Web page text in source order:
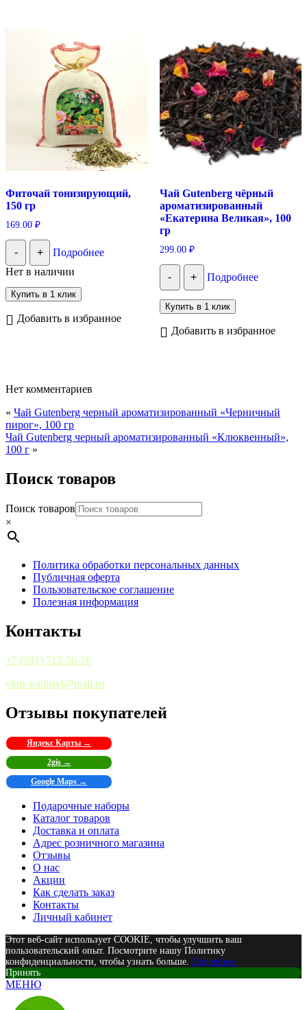
Фиточай тонизирующий,
150 гр
169.00 ₽
- +
Подробнее
Нет в наличии
Купить в 1 клик
Добавить в избранное
Чай Gutenberg чёрный
ароматизированный
«Екатерина Великая», 100
гр
299.00 ₽
- + Подробнее
Купить в 1 клик
Добавить в избранное
Нет комментариев
« Чай Gutenberg черный ароматизированный «Черничный
пирог», 100 гр
Чай Gutenberg черный ароматизированный «Клюквенный»,
100 г »
Поиск товаров
Поиск товаров
×
Политика обработки персональных данных
Публичная оферта
Пользовательское соглашение
Полезная информация
Контакты
+7 (981) 712-56-26
vkus-traditsyi@mail.ru
Отзывы покупателей
Яндекс Карты →
2gis →
Google Maps →
Подарочные наборы
Каталог товаров
Доставка и оплата
Адрес розничного магазина
Отзывы
О нас
Акции
Как сделать заказ
Контакты
Личный кабинет
Этот веб-сайт использует COOKIE, чтобы улучшить ваш
пользовательский опыт. Посмотрите нашу Политику
конфиденциальности, чтобы узнать больше. Подробнее
Принять
МЕНЮ